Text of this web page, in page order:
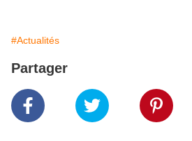
#Actualités
Partager